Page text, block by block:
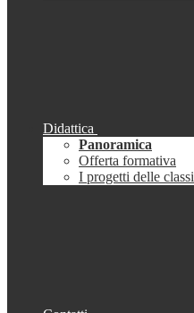
Didattica
Panoramica
Offerta formativa
I progetti delle classi